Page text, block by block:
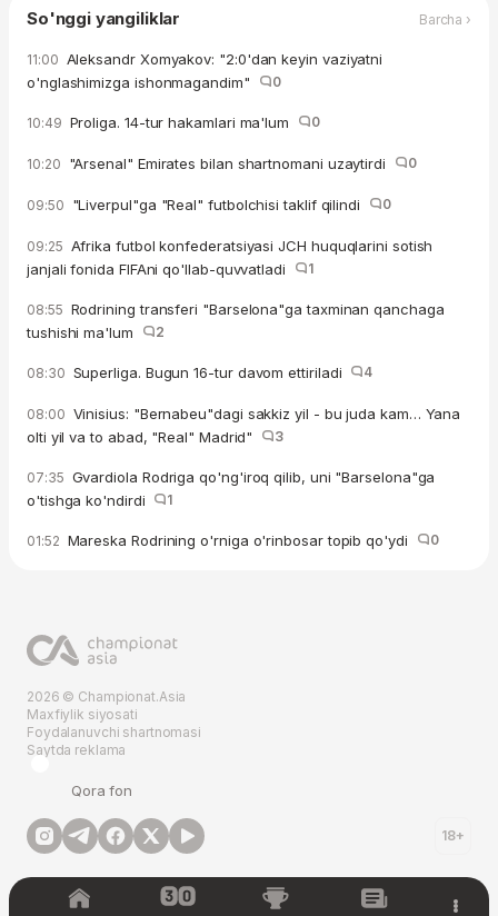
So'nggi yangiliklar Barcha ›
11:00 Aleksandr Xomyakov: "2:0'dan keyin vaziyatni
o'nglashimizga ishonmagandim"
0
10:49 Proliga. 14-tur hakamlari ma'lum 0
10:20 "Arsenal" Emirates bilan shartnomani uzaytirdi 0
09:50 "Liverpul"ga "Real" futbolchisi taklif qilindi 0
09:25 Afrika futbol konfederatsiyasi JCH huquqlarini sotish
janjali fonida FIFAni qo'llab-quvvatladi
1
08:55 Rodrining transferi "Barselona"ga taxminan qanchaga
tushishi ma'lum
2
08:30 Superliga. Bugun 16-tur davom ettiriladi 4
08:00 Vinisius: "Bernabeu"dagi sakkiz yil - bu juda kam… Yana
olti yil va to abad, "Real" Madrid"
3
07:35 Gvardiola Rodriga qo'ng'iroq qilib, uni "Barselona"ga
o'tishga ko'ndirdi
1
01:52 Mareska Rodrining o'rniga o'rinbosar topib qo'ydi 0
2026 © Championat.Asia
Maxfiylik siyosati
Foydalanuvchi shartnomasi
Saytda reklama
Qora fon
18+